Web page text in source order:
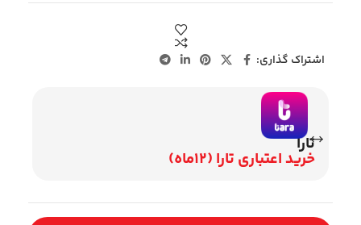
اشتراک گذاری:
تارا
خرید اعتباری تارا (12ماه)